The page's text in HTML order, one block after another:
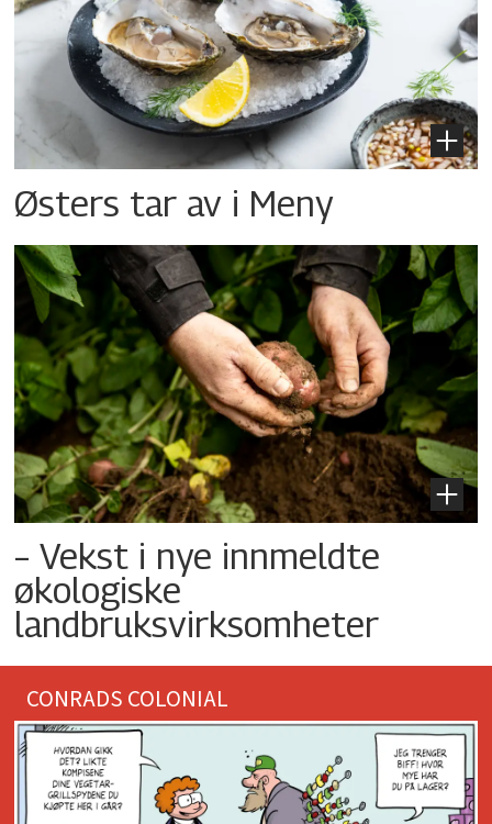
Østers tar av i Meny
– Vekst i nye innmeldte
økologiske
landbruksvirksomheter
CONRADS COLONIAL